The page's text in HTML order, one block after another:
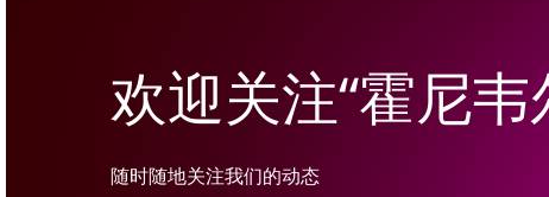
欢迎关注“霍尼
随时随地关注我们的动态